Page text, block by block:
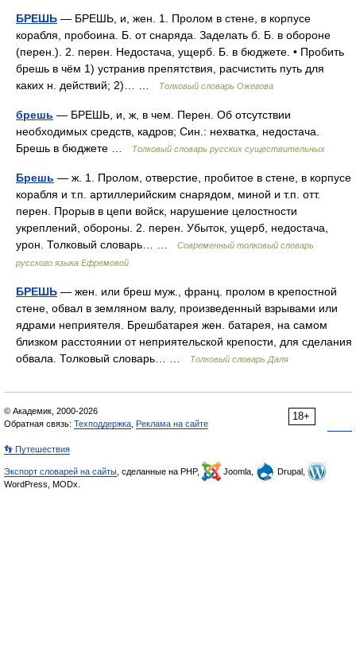
БРЕШЬ — БРЕШЬ, и, жен. 1. Пролом в стене, в корпусе
корабля, пробоина. Б. от снаряда. Заделать б. Б. в обороне
(перен.). 2. перен. Недостача, ущерб. Б. в бюджете. • Пробить
брешь в чём 1) устранив препятствия, расчистить путь для
каких н. действий; 2)… …
Толковый словарь Ожегова
брешь — БРЕШЬ, и, ж, в чем. Перен. Об отсутствии
необходимых средств, кадров; Син.: нехватка, недостача.
Брешь в бюджете …
Толковый словарь русских существительных
Брешь — ж. 1. Пролом, отверстие, пробитое в стене, в корпусе
корабля и т.п. артиллерийским снарядом, миной и т.п. отт.
перен. Прорыв в цепи войск, нарушение целостности
укреплений, обороны. 2. перен. Убыток, ущерб, недостача,
урон. Толковый словарь… …
Современный толковый словарь
русского языка Ефремовой
БРЕШЬ — жен. или бреш муж., франц. пролом в крепостной
стене, обвал в земляном валу, произведенный взрывами или
ядрами неприятеля. Брешбатарея жен. батарея, на самом
близком расстоянии от неприятельской крепости, для сделания
обвала. Толковый словарь… …
Толковый словарь Даля
18+
© Академик, 2000-2026
Обратная связь: Техподдержка Реклама на сайте
👣 Путешествия
Экспорт словарей на сайты , сделанные на PHP, Joomla,
Drupal,
WordPress, MODx.